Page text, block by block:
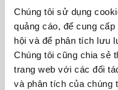
Chúng tôi sử dụng
quảng cáo, để cung
hội và để phân tích lưu
Chúng tôi cũng chia sẻ
trang web với các đối
và phân tích của chúng
A6